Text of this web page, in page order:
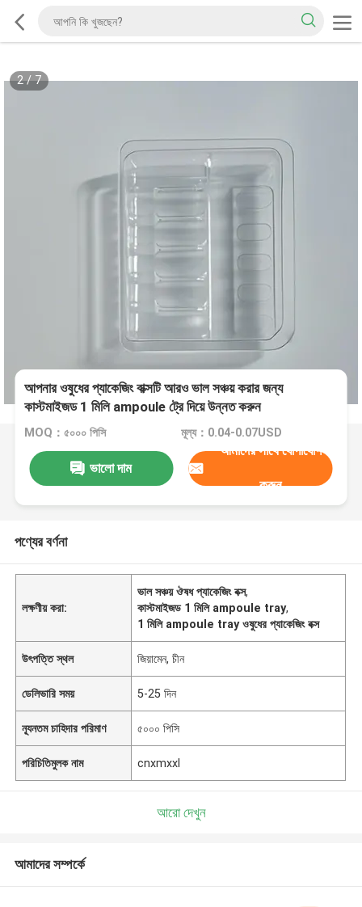
2/7
আপনার ওষুধের প্যাকেজিং বাক্সটি আরও ভাল সঞ্চয় করার জন্য
কাস্টমাইজড 1 মিলি ampoule ট্রে দিয়ে উন্নত করুন
MOQ：৫০০০ পিসি মূল্য：0.04-0.07USD
ভালো দাম
আমাদের সাথে যোগাযোগ
করুন
পণ্যের বর্ণনা
লক্ষণীয় করা:
ভাল সঞ্চয় ঔষধ প্যাকেজিং বক্স,
কাস্টমাইজড 1 মিলি ampoule tray,
1 মিলি ampoule tray ওষুধের প্যাকেজিং বক্স
উৎপত্তি স্থল জিয়ামেন, চীন
ডেলিভারি সময় 5-25 দিন
ন্যূনতম চাহিদার পরিমাণ ৫০০০ পিসি
পরিচিতিমুলক নাম cnxmxxl
আরো দেখুন
আমাদের সম্পর্কে